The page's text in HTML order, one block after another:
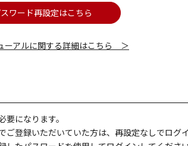
ワード再設定はこちら
ーアルに関する詳細はこちら ＞
になります。
登録いただいていた方は、再設定なしでログイ